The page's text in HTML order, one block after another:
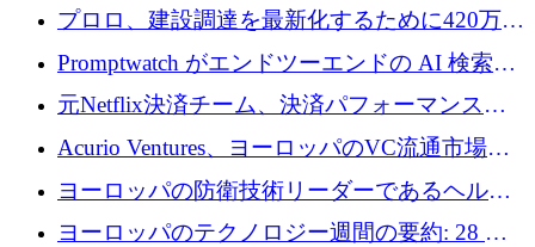
のインテリジェンスをもたらすために 400 万
ユーロを確保
プロロ、建設調達を最新化するために420万ポ
ンドを調達
Promptwatch がエンドツーエンドの AI 検索最
適化プラットフォームを拡張するために 600
万ユーロを調達
元Netflix決済チーム、決済パフォーマンスプ
ラットフォームNopanのためにこれまでに720
万ユーロを調達
Acurio Ventures、ヨーロッパのVC流通市場の
流動性を解放するために1億1,500万ユーロの
ファンドを立ち上げる
ヨーロッパの防衛技術リーダーであるヘルシ
ングは、180億ドルの評価額で18億ドルのシリ
ヨーロッパのテクノロジー週間の要約: 28 億